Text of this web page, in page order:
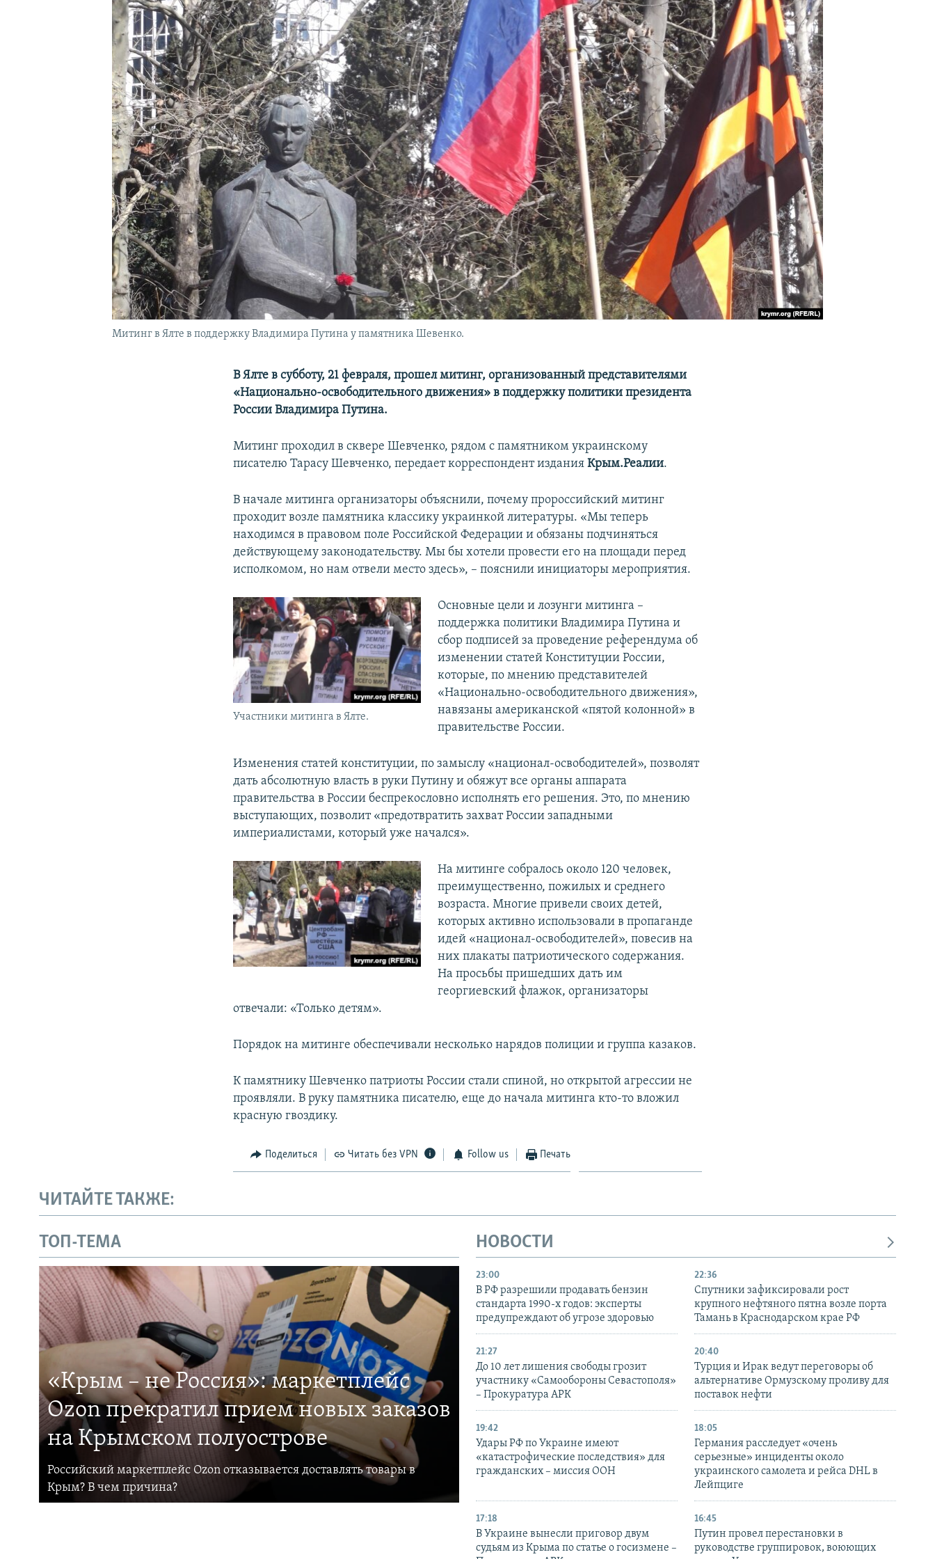
КРЫМ.НЕПОКОРЕННЫЙ
УКРАИНСКАЯ ПРОБЛЕМА КРЫМА
Митинг в Ялте в поддержку Владимира Путина у памятника Шевенко.
В Ялте в субботу, 21 февраля, прошел митинг, организованный представителями
«Национально-освободительного движения» в поддержку политики президента
России Владимира Путина.
Митинг проходил в сквере Шевченко, рядом с памятником украинскому
писателю Тарасу Шевченко, передает корреспондент изданияКрым.Реалии.
В начале митинга организаторы объяснили, почему пророссийский митинг
проходит возле памятника классику украинкой литературы. «Мы теперь
находимся в правовом поле Российской Федерации и обязаны подчиняться
действующему законодательству. Мы бы хотели провести его на площади перед
исполкомом, но нам отвели место здесь», – пояснили инициаторы мероприятия.
Участники митинга в Ялте.
Основные цели и лозунги митинга –
поддержка политики Владимира Путина и
сбор подписей за проведение референдума об
изменении статей Конституции России,
которые, по мнению представителей
«Национально-освободительного движения»,
навязаны американской «пятой колонной» в
правительстве России.
Изменения статей конституции, по замыслу «национал-освободителей», позволят
дать абсолютную власть в руки Путину и обяжут все органы аппарата
правительства в России беспрекословно исполнять его решения. Это, по мнению
выступающих, позволит «предотвратить захват России западными
империалистами, который уже начался».
На митинге собралось около 120 человек,
преимущественно, пожилых и среднего
возраста. Многие привели своих детей,
которых активно использовали в пропаганде
идей «национал-освободителей», повесив на
них плакаты патриотического содержания.
На просьбы пришедших дать им
георгиевский флажок, организаторы
отвечали: «Только детям».
Порядок на митинге обеспечивали несколько нарядов полиции и группа казаков.
К памятнику Шевченко патриоты России стали спиной, но открытой агрессии не
проявляли. В руку памятника писателю, еще до начала митинга кто-то вложил
красную гвоздику.
Поделиться Читать без VPN Follow us Печать
ЧИТАЙТЕ ТАКЖЕ:
ТОП-ТЕМА
«Крым – не Россия»: маркетплейс
Ozon прекратил прием новых заказов
на Крымском полуострове
Российский маркетплейс Ozon отказывается доставлять товары в
Крым? В чем причина?
НОВОСТИ
23:00
В РФ разрешили продавать бензин
стандарта 1990-х годов: эксперты
предупреждают об угрозе здоровью
22:36
Спутники зафиксировали рост
крупного нефтяного пятна возле порта
Тамань в Краснодарском крае РФ
21:27
До 10 лет лишения свободы грозит
участнику «Самообороны Севастополя»
– Прокуратура АРК
20:40
Турция и Ирак ведут переговоры об
альтернативе Ормузскому проливу для
поставок нефти
19:42
Удары РФ по Украине имеют
«катастрофические последствия» для
гражданских – миссия ООН
18:05
Германия расследует «очень
серьезные» инциденты около
украинского самолета и рейса DHL в
Лейпциге
17:18
В Украине вынесли приговор двум
судьям из Крыма по статье о госизмене –
16:45
Путин провел перестановки в
руководстве группировок, воюющих